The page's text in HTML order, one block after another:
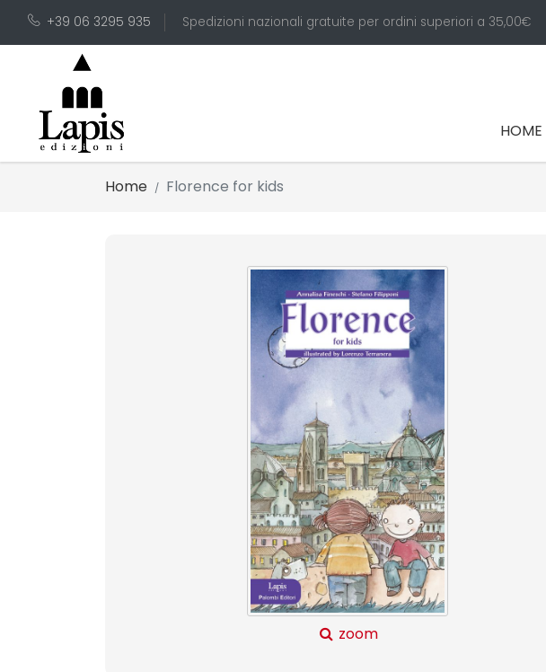
+39 06 3295 935 Spedizioni nazionali gratuite per ordini superiori a 35,00€
HOME
Home Florence for kids
zoom